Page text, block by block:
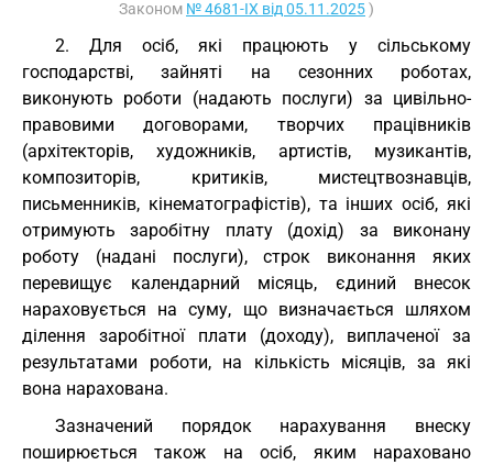
Законом № 4681-ІХ від 05.11.2025)
2. Для осіб, які працюють у сільському
господарстві, зайняті на сезонних роботах,
виконують роботи (надають послуги) за цивільно-
правовими договорами, творчих працівників
(архітекторів, художників, артистів, музикантів,
композиторів, критиків, мистецтвознавців,
письменників, кінематографістів), та інших осіб, які
отримують заробітну плату (дохід) за виконану
роботу (надані послуги), строк виконання яких
перевищує календарний місяць, єдиний внесок
нараховується на суму, що визначається шляхом
ділення заробітної плати (доходу), виплаченої за
результатами роботи, на кількість місяців, за які
вона нарахована.
Зазначений порядок нарахування внеску
поширюється також на осіб, яким нараховано